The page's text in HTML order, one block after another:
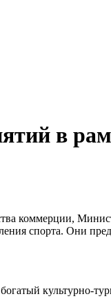
в
коммерции,
спорта. Они
культурно-